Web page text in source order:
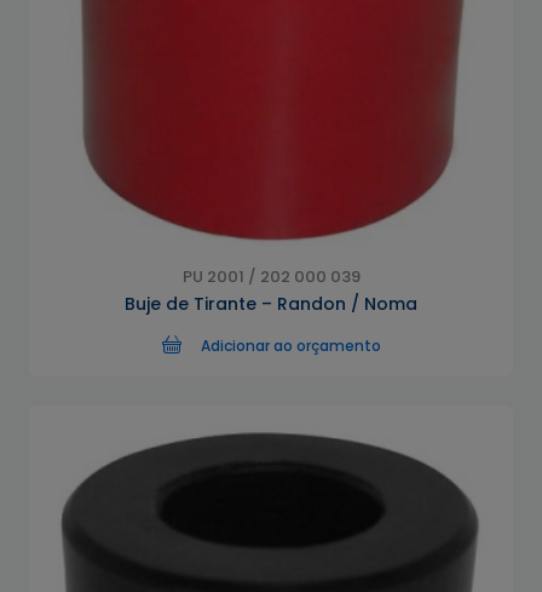
PU 2001 / 202 000 039
Buje de Tirante – Randon / Noma
Adicionar ao orçamento